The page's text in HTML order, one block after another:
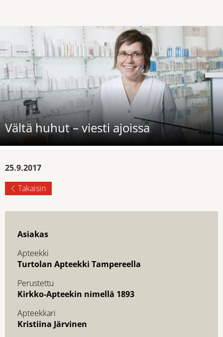
Vältä huhut – viesti ajoissa
25.9.2017
Takaisin
Asiakas
Apteekki
Turtolan Apteekki Tampereella
Perustettu
Kirkko-Apteekin nimellä 1893
Apteekkari
Kristiina Järvinen